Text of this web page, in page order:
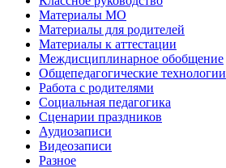
Материалы МО
Материалы для родителей
Материалы к аттестации
Междисциплинарное обобщение
Общепедагогические технологии
Работа с родителями
Социальная педагогика
Сценарии праздников
Аудиозаписи
Видеозаписи
Разное